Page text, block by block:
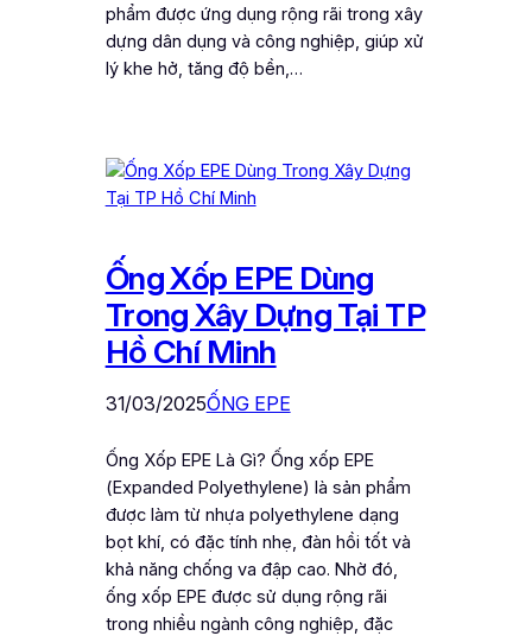
phẩm được ứng dụng rộng rãi trong xây
dựng dân dụng và công nghiệp, giúp xử
lý khe hở, tăng độ bền,…
Ống Xốp EPE Dùng
Trong Xây Dựng Tại TP
Hồ Chí Minh
31/03/2025ỐNG EPE
Ống Xốp EPE Là Gì? Ống xốp EPE
(Expanded Polyethylene) là sản phẩm
được làm từ nhựa polyethylene dạng
bọt khí, có đặc tính nhẹ, đàn hồi tốt và
khả năng chống va đập cao. Nhờ đó,
ống xốp EPE được sử dụng rộng rãi
trong nhiều ngành công nghiệp, đặc